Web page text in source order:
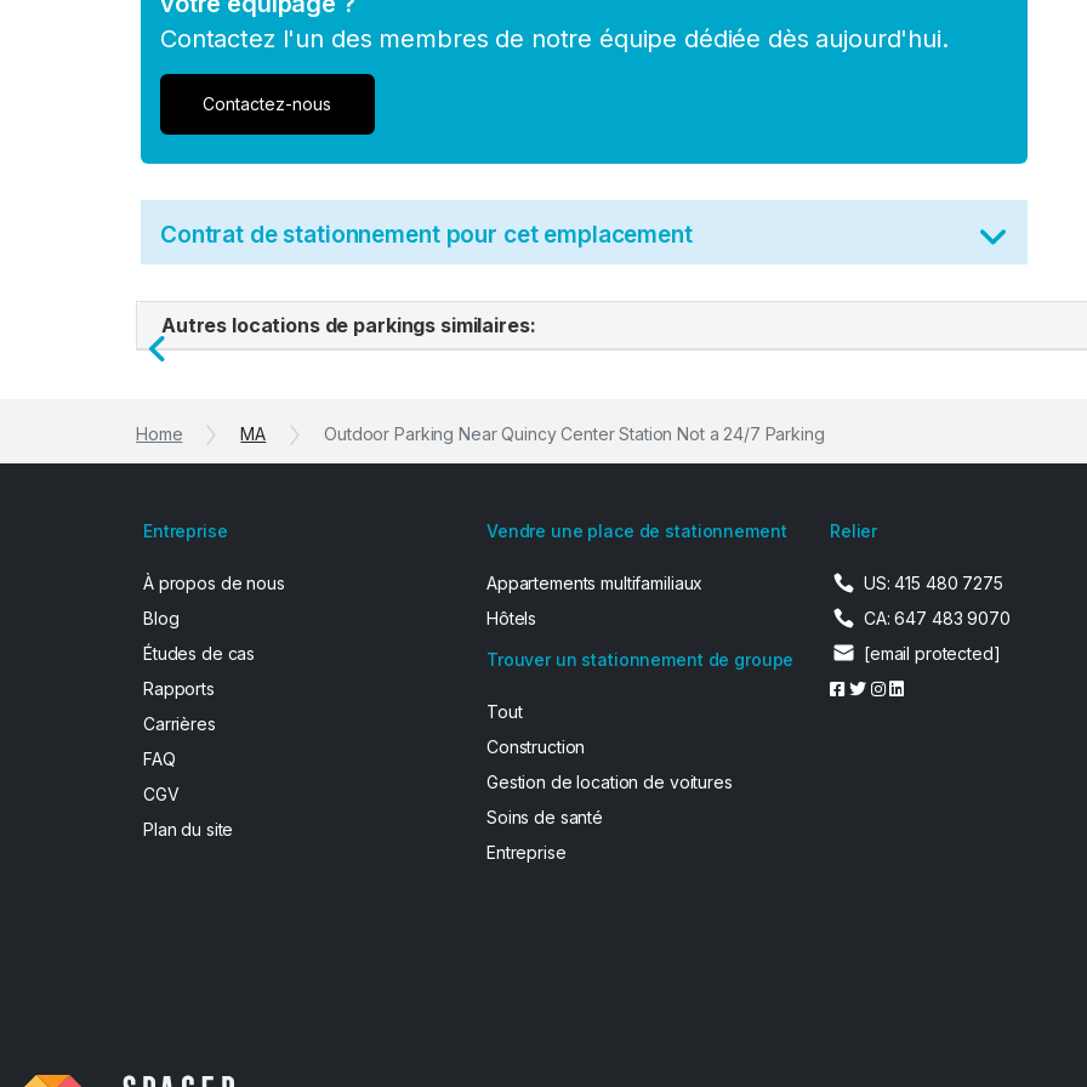
Contactez l'un des membres de notre équipe dédiée dès aujourd'hui.
Contactez-nous
Contrat de stationnement pour cet emplacement
Autres locations de parkings similaires:
Previous
Home MA Outdoor Parking Near Quincy Center Station Not a 24/7 Parking
Entreprise
À propos de nous
Blog
Études de cas
Rapports
Carrières
FAQ
CGV
Plan du site
Vendre une place de stationnement
Appartements multifamiliaux
Hôtels
Trouver un stationnement de groupe
Tout
Construction
Gestion de location de voitures
Soins de santé
Entreprise
Relier
US: 415 480 7275
CA: 647 483 9070
[email protected]